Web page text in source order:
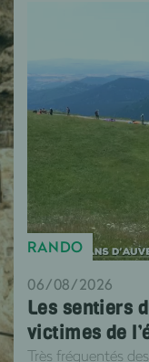
RANDO
06/08/2026
Les sentiers
victimes de
Très fréquentés